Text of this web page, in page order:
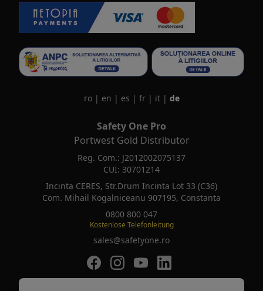
ro | en | es | fr | it | de
Safety One Pro
Portwest Gold Distributor
Reg. Com.: J2012002075137
CUI: 30701214
Incinta CERES, Str.Drum Incinta Lot 33 (C36)
Com. Mihail Kogalniceanu 907195, Constanta
0800 800 047
Kostenlose Telefonleitung
sales@safetyone.ro
SafetyOne pe Facebook
SafetyOne pe Instagram
SafetyOne pe Youtube
SafetyOne pe LinkedIn